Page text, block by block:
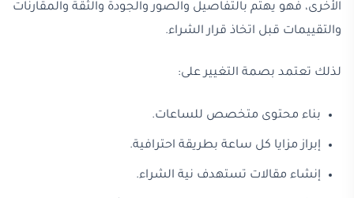
الأخرى، فهو يهتم بالتفاصيل والصور والجودة والثقة والمقارنات
والتقييمات قبل اتخاذ قرار الشراء.
لذلك تعتمد بصمة التغيير على:
بناء محتوى متخصص للساعات.
إبراز مزايا كل ساعة بطريقة احترافية.
إنشاء مقالات تستهدف نية الشراء.